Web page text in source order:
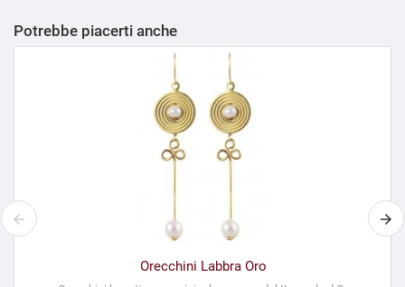
Potrebbe piacerti anche
Orecchini Labbra Oro